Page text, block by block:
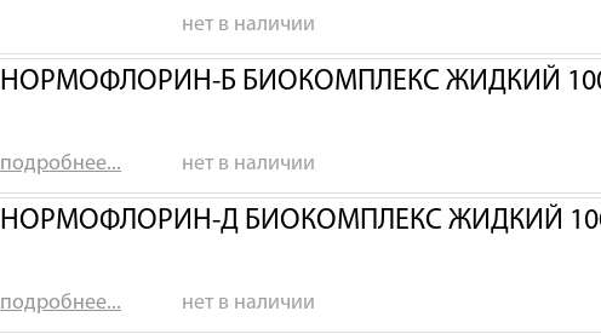
нет в наличии
НОРМОФЛОРИН-Б БИОКОМПЛЕКС ЖИДКИЙ
подробнее... нет в наличии
НОРМОФЛОРИН-Д БИОКОМПЛЕКС ЖИДКИЙ
подробнее... нет в наличии